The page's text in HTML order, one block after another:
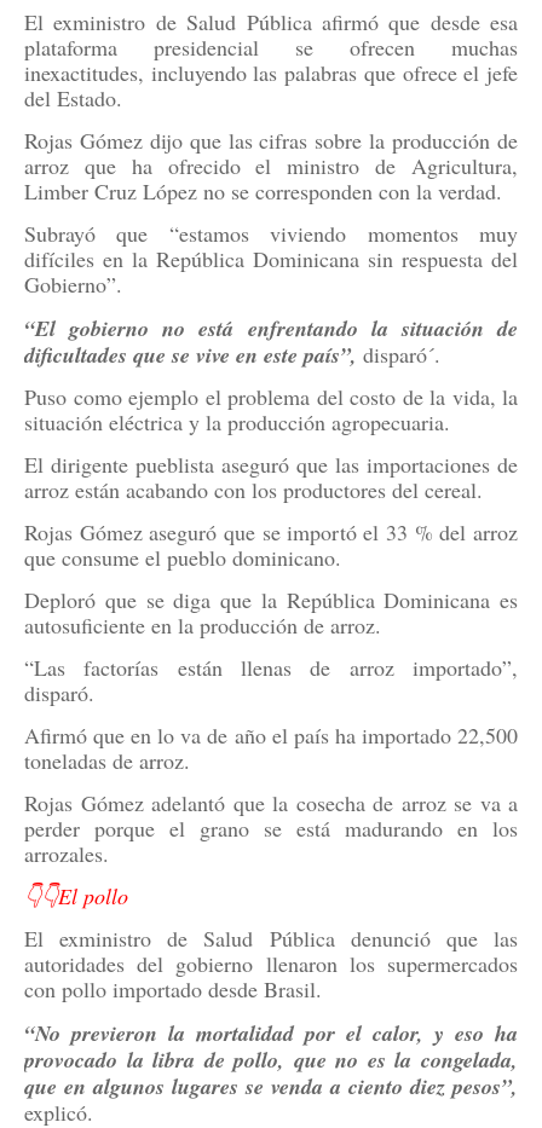
El exministro de Salud Pública afirmó que desde esa
plataforma presidencial se ofrecen muchas
inexactitudes, incluyendo las palabras que ofrece el jefe
del Estado.
Rojas Gómez dijo que las cifras sobre la producción de
arroz que ha ofrecido el ministro de Agricultura,
Limber Cruz López no se corresponden con la verdad.
Subrayó que “estamos viviendo momentos muy
difíciles en la República Dominicana sin respuesta del
Gobierno”.
“El gobierno no está enfrentando la situación de
dificultades que se vive en este país”, disparó´.
Puso como ejemplo el problema del costo de la vida, la
situación eléctrica y la producción agropecuaria.
El dirigente pueblista aseguró que las importaciones de
arroz están acabando con los productores del cereal.
Rojas Gómez aseguró que se importó el 33 % del arroz
que consume el pueblo dominicano.
Deploró que se diga que la República Dominicana es
autosuficiente en la producción de arroz.
“Las factorías están llenas de arroz importado”,
disparó.
Afirmó que en lo va de año el país ha importado 22,500
toneladas de arroz.
Rojas Gómez adelantó que la cosecha de arroz se va a
perder porque el grano se está madurando en los
arrozales.
👇👇El pollo
El exministro de Salud Pública denunció que las
autoridades del gobierno llenaron los supermercados
con pollo importado desde Brasil.
“No previeron la mortalidad por el calor, y eso ha
provocado la libra de pollo, que no es la congelada,
que en algunos lugares se venda a ciento diez pesos”,
explicó.